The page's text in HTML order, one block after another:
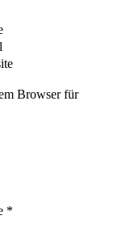
Browser für
*